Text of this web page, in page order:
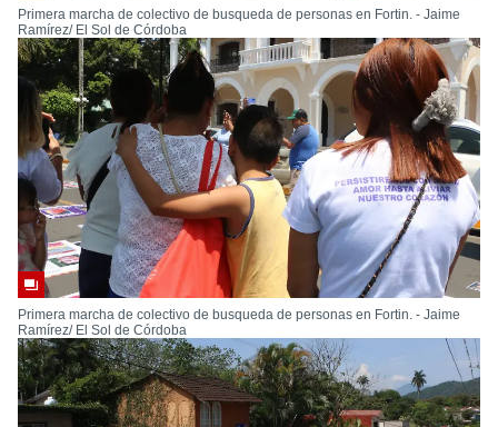
Primera marcha de colectivo de busqueda de personas en Fortin. - Jaime
Ramírez/ El Sol de Córdoba
Primera marcha de colectivo de busqueda de personas en Fortin. - Jaime
Ramírez/ El Sol de Córdoba